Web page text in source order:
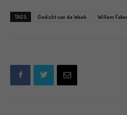
TAGS Gedicht van de Week Willem